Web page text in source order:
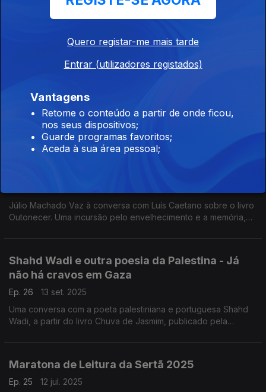
também Mário Barroso, sobre o filme Lavagante.
A música e a poesia ensinam a caminhar.
João Barrento, Prémio Camões, à conversa com Luís Caetano
sobre As Palavras da Música - O Livro do Lied Clássico,
editado pela Gulbenkian. Na 2ª hora, Cartografia, de Minês
Castanheira e Raquel Patriarca.
Outonecer: Júlio Machado Vaz e Manuel
Júlio Machado Vaz à conversa com Luís Caetano sobre o livro
Outonecer. Uma incursão pelo envelhecimento e a memória,
Shahd Wadi e outra poesia da Palestina - Já
não há cravos em Gaza
Ep. 26
13 set. 2025
Uma conversa com a poeta palestiniana e portuguesa Shahd
Wadi, a partir do livro Chuva de Jasmim, publicado pela
Maratona de Leitura da Sertã 2025
Ep. 25
12 jul. 2025
Quero registar-me mais tarde
Entrar (utilizadores registados)
Vantagens
Retome o conteúdo a partir de onde ficou,
nos seus dispositivos;
Guarde programas favoritos;
Aceda à sua área pessoal;